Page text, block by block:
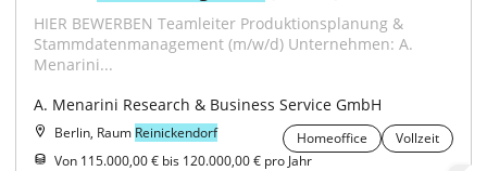
HIER BEWERBEN Teamleiter Produktionsplanung &
Stammdatenmanagement (m/w/d) Unternehmen: A.
Menarini...
A. Menarini Research & Business Service GmbH
Berlin, Raum Reinickendorf Homeoffice
Vollzeit
Von 115.000,00 € bis 120.000,00 € pro Jahr